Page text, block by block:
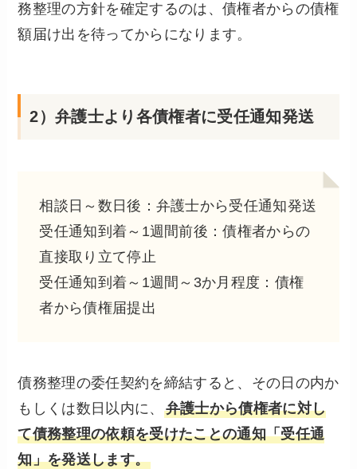
務整理の方針を確定するのは、債権者からの債権
額届け出を待ってからになります。
2）弁護士より各債権者に受任通知発送
相談日～数日後：弁護士から受任通知発送
受任通知到着～1週間前後：債権者からの
直接取り立て停止
受任通知到着～1週間～3か月程度：債権
者から債権届提出
債務整理の委任契約を締結すると、その日の内か
もしくは数日以内に、 弁護士から債権者に対し
て債務整理の依頼を受けたことの通知「受任通
知」を発送します。